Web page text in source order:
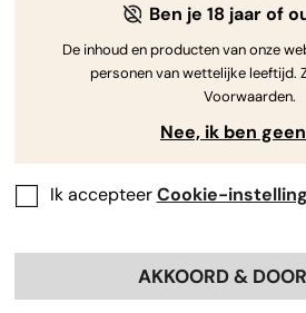
The RQS
Cannabis Lifestyle Blogs
Ben je 18 jaar of
De inhoud en producten van onze
personen van wettelijke leeftijd.
Voorwaarden.
Nee, ik ben
Ik accepteerCookie-
AKKOORD &